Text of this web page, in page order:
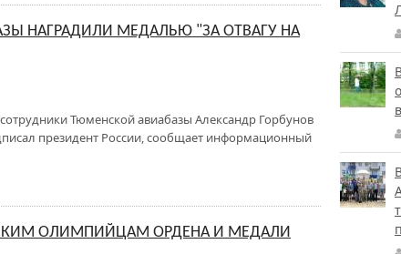
НАГРАДИЛИ МЕДАЛЬЮ "ЗА ОТВАГУ НА
Тюменской авиабазы Александр Горбунов
президент России, сообщает информационный
ОЛИМПИЙЦАМ ОРДЕНА И МЕДАЛИ